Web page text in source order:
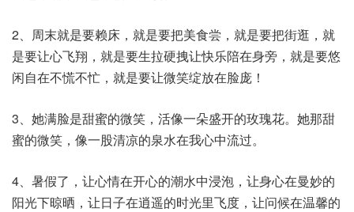
2、周末就是要赖床，就是要把美食尝，就是要把街逛，就
是要让心飞翔，就是要生拉硬拽让快乐陪在身旁，就是要悠
闲自在不慌不忙，就是要让微笑绽放在脸庞！
3、她满脸是甜蜜的微笑，活像一朵盛开的玫瑰花。她那甜
蜜的微笑，像一股清凉的泉水在我心中流过。
4、暑假了，让心情在开心的潮水中浸泡，让身心在曼妙的
阳光下晾晒，让日子在逍遥的时光里飞度，让问候在温馨的